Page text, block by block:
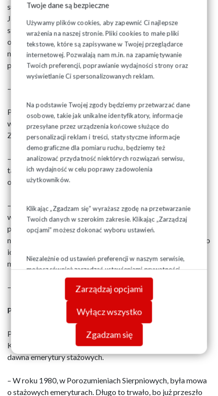
Twoje dane są bezpieczne
Używamy plików cookies, aby zapewnić Ci najlepsze
wrażenia na naszej stronie. Pliki cookies to małe pliki
tekstowe, które są zapisywane w Twojej przeglądarce
internetowej. Pozwalają nam m.in. na zapamiętywanie
Twoich preferencji, poprawianie wydajności strony oraz
wyświetlanie Ci spersonalizowanych reklam.
Na podstawie Twojej zgody będziemy przetwarzać dane
osobowe, takie jak unikalne identyfikatory, informacje
przesyłane przez urządzenia końcowe służące do
personalizacji reklam i treści, statystyczne informacje
demograficzne dla pomiaru ruchu, będziemy też
analizować przydatność niektórych rozwiązań serwisu,
ich wydajność w celu poprawy zadowolenia
użytkowników.
Klikając „Zgadzam się” wyrażasz zgodę na przetwarzanie
Twoich danych w szerokim zakresie. Klikając „Zarządzaj
opcjami” możesz dokonać wyboru ustawień.
Niezależnie od ustawień preferencji w naszym serwisie,
możesz również zarządzać ustawieniami prywatności
swojej przeglądarki. Więcej informacji o przetwarzaniu
danych znajdziesz wPolityce prywatności.
Zarządzaj opcjami
Wyłącz wszystko
Zgadzam się
sukces Związku. Kolejny nasz postulat zostanie spełniony.
Jaki dokladnie kształt będa miały emerytury stażowe, jaki
staż bedzie się do nich liczył i czy uwzglednione bedą w nich
okresy nieskładkowe – o tym wszystkim bedziemy jeszcze
na pewno rozmawiać z rządem i ostateczny kształt
przepisów dopiero się wyklaruje.
– zapowiada Przewodniczący.
Podkreśla przy tym, że emerytury stażowe mają szansę na
wejście w życie pod warunkiem utrzymania władzy przez
Zjdenoczoną Prawicę po październikowych wyborach.
– W innym wypadku nowa władza nie tylko nie wprowadzi
takich rozwiązań, ale wręcz będzie podwyższać obecnie
obowiązujący wiek emerytalny – mówi.
– Dziś cieszymy sie z tej jasnej deklaracji PiS przede
wszystkim dlatego, że to kolejny sukces Solidarności, który
pokazuje, że jestesmy skuteczni do bólu i nie odpuszczamy
naszych postulatów. Nawet jeśli warunki są niesprzyjające do
ich realizacji, potrafimy poczekac i wracać do nich aż do
momentu, w którym zostaną wreszcie spełnione
– podkreśla Piotr Duda.
PiS zapowiada emerytury stażowe
Przypomnijmy, dziś podczas konwencji PiS, Jarosław
Kaczyński zapowiedział wprowadzenie postulowanych od
dawna emerytury stażowych.
– W roku 1980, w Porozumieniach Sierpniowych, była mowa
o stażowych emeryturach. Długo to trwało, bo już przeszło